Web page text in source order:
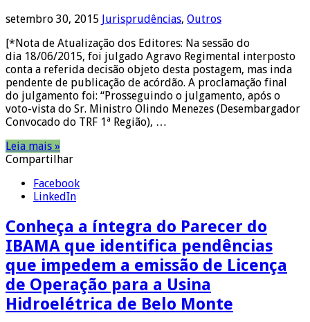
setembro 30, 2015 Jurisprudências, Outros
[*Nota de Atualização dos Editores: Na sessão do
dia 18/06/2015, foi julgado Agravo Regimental interposto
conta a referida decisão objeto desta postagem, mas inda
pendente de publicação de acórdão. A proclamação final
do julgamento foi: “Prosseguindo o julgamento, após o
voto-vista do Sr. Ministro Olindo Menezes (Desembargador
Convocado do TRF 1ª Região), …
Leia mais »
Compartilhar
Facebook
LinkedIn
Conheça a íntegra do Parecer do
IBAMA que identifica pendências
que impedem a emissão de Licença
de Operação para a Usina
Hidroelétrica de Belo Monte